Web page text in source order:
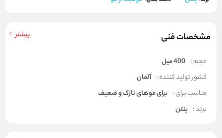
مشخصات فنی بیشتر
حجم : 400 میل
کشور تولید کننده : آلمان
مناسب برای : برای موهای نازک و ضعیف
برند : پنتن